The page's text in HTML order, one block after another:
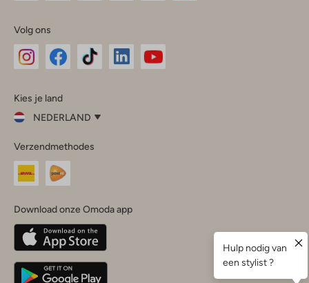
Volg ons
InstagramFacebook
Kies je land
NEDERLAND
je
land
Nederland
Belgique(Français)
Deutschland
Verzendmethodes
Download onze Omoda app